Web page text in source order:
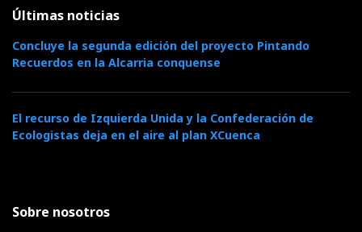
Últimas noticias
Concluye la segunda edición del proyecto Pintando
Recuerdos en la Alcarria conquense
El recurso de Izquierda Unida y la Confederación de
Ecologistas deja en el aire al plan XCuenca
Sobre nosotros